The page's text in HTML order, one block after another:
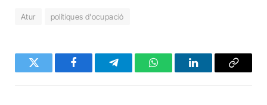
Atur polítiques d'ocupació
Twitter FacebookTelegramWhatsAppLinkedInCopy